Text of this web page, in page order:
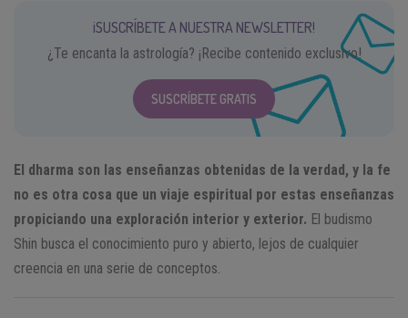
¡SUSCRÍBETE A NUESTRA NEWSLETTER!
¿Te encanta la astrología? ¡Recibe contenido exclusivo!
SUSCRÍBETE GRATIS
El dharma son las enseñanzas obtenidas de la verdad, y la fe
no es otra cosa que un viaje espiritual por estas enseñanzas
propiciando una exploración interior y exterior. El budismo
Shin busca el conocimiento puro y abierto, lejos de cualquier
creencia en una serie de conceptos.